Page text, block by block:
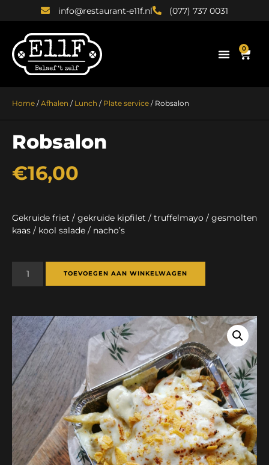
info@restaurant-e11f.nl (077) 737 0031
0
Home /Afhalen / Lunch / Plate service / Robsalon
Robsalon
€16,00
Gekruide friet / gekruide kipfilet / truffelmayo / gesmolten
kaas / kool salade / nacho’s
TOEVOEGEN AAN WINKELWAGEN